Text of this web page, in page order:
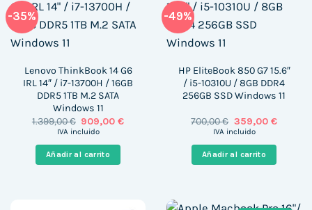
-35%
Lenovo ThinkBook 14 G6
IRL 14″ / i7-13700H / 16GB
DDR5 1TB M.2 SATA
Windows 11
1.399,00€ El
precio
era:
1.399,00 €.
909,00€El
IVA incluido
Añadir al carrito
-49%
HP EliteBook 850 G7 15.6″
/ i5-10310U / 8GB DDR4
256GB SSD Windows 11
700,00€ El
precio
era:
700,00 €.
359,00 €El
es:
IVA incluido
Añadir al carrito